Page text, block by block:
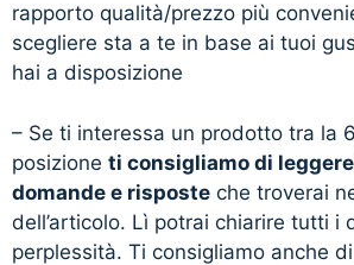
rapporto qualità/prezzo più
scegliere sta a te in base ai tuoi
hai a disposizione
– Se ti interessa un prodotto tra la
posizione ti consigliamo di
domande e risposte che troverai
dell’articolo. Lì potrai chiarire tutti i
perplessità. Ti consigliamo anche di